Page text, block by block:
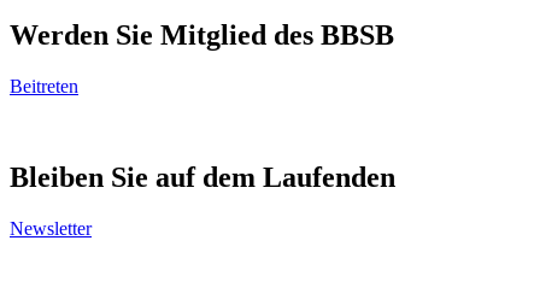
Werden Sie Mitglied des BBSB
Beitreten
Bleiben Sie auf dem Laufenden
Newsletter